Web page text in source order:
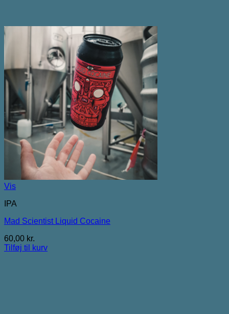
Vis
IPA
Mad Scientist Liquid Cocaine
60,00 kr.
Tilføj til kurv